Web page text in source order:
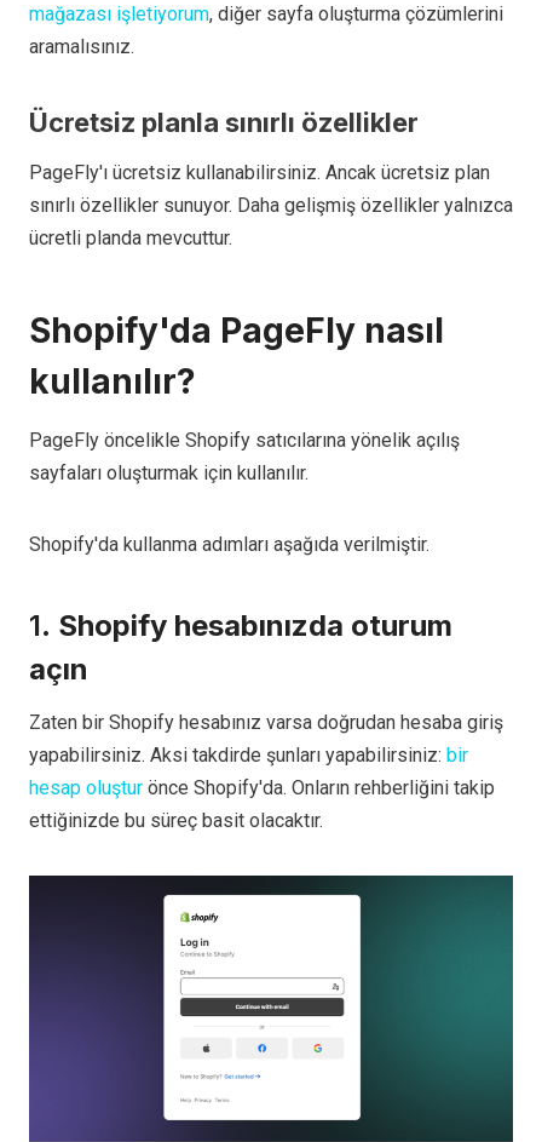
mağazası işletiyorum, diğer sayfa oluşturma çözümlerini
aramalısınız.
Ücretsiz planla sınırlı özellikler
PageFly'ı ücretsiz kullanabilirsiniz. Ancak ücretsiz plan
sınırlı özellikler sunuyor. Daha gelişmiş özellikler yalnızca
ücretli planda mevcuttur.
Shopify'da PageFly nasıl
kullanılır?
PageFly öncelikle Shopify satıcılarına yönelik açılış
sayfaları oluşturmak için kullanılır.
Shopify'da kullanma adımları aşağıda verilmiştir.
1. Shopify hesabınızda oturum
açın
Zaten bir Shopify hesabınız varsa doğrudan hesaba giriş
yapabilirsiniz. Aksi takdirde şunları yapabilirsiniz: bir
hesap oluştur önce Shopify'da. Onların rehberliğini takip
ettiğinizde bu süreç basit olacaktır.